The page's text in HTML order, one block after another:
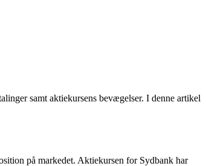
samt aktiekursens bevægelser. I denne artikel
på markedet. Aktiekursen for Sydbank har